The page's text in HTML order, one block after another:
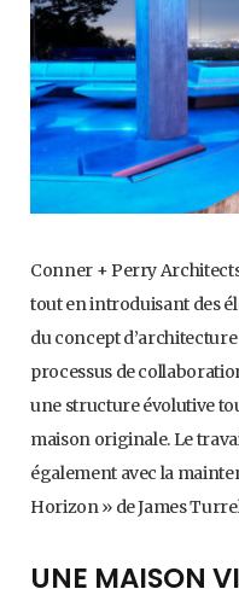
Conner + Perry
tout en introduisant des
du concept
processus de
une structure évolutive
maison originale. Le
également avec la
Horizon » de James
UNE MAISON